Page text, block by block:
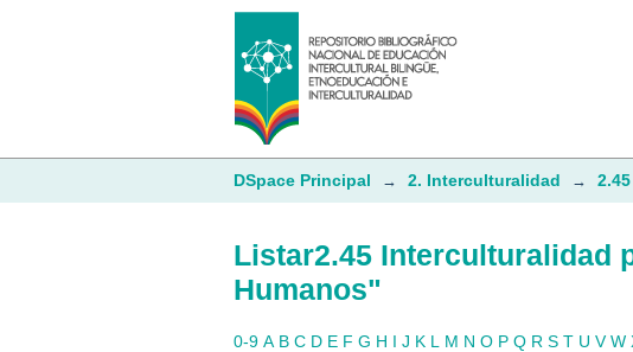
Listar2.45 Interculturalidad
DSpace Principal → 2. Interculturalidad →
Listar2.45 Interculturalidad
Humanos"
0-9 A B C D E F G H I J K L M N O P Q R S T U V W